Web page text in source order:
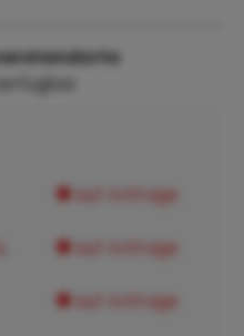
auf Anfrage
auf Anfrage
auf Anfrage